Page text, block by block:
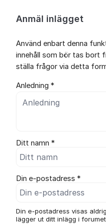
Anmäl inlägget
Använd enbart denna
innehåll som bör tas bort
ställa frågor via detta
Anledning *
Ditt namn *
Din e-postadress *
Din e-postadress visas
lägger ut ditt inlägg i